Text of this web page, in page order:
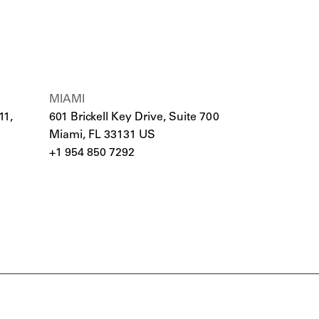
MIAMI
601 Brickell Key Drive, Suite 700
Miami, FL 33131 US
+1 954 850 7292